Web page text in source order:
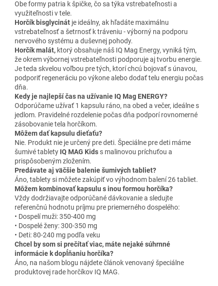
Obe formy patria k špičke, čo sa týka vstrebateľnosti a
využiteľnosti v tele.
Horčík bisglycinát je ideálny, ak hľadáte maximálnu
vstrebateľnosť a šetrnosť k tráveniu - výborný na podporu
nervového systému a duševnej pohody.
Horčík malát, ktorý obsahuje náš IQ Mag Energy, vyniká tým,
že okrem výbornej vstrebateľnosti podporuje aj tvorbu energie.
Je teda skvelou voľbou pre tých, ktorí chcú bojovať s únavou,
podporiť regeneráciu po výkone alebo dodať telu energiu počas
dňa.
Kedy je najlepší čas na užívanie IQ Mag ENERGY?
Odporúčame užívať 1 kapsulu ráno, na obed a večer, ideálne s
jedlom. Pravidelné rozdelenie počas dňa podporí rovnomerné
zásobovanie tela horčíkom.
Môžem dať kapsulu dieťaťu?
Nie. Produkt nie je určený pre deti. Špeciálne pre deti máme
šumivé tablety IQ MAG Kids s malinovou príchuťou a
prispôsobeným zložením.
Predávate aj väčšie balenie šumivých tabliet?
Áno, tablety si môžete zakúpiť vo výhodnom balení 26 tabliet.
Môžem kombinovať kapsulu s inou formou horčíka?
Vždy dodržiavajte odporúčané dávkovanie a sledujte
referenčnú hodnotu príjmu pre priemerného dospelého:
• Dospelí muži: 350-400 mg
• Dospelé ženy: 300-350 mg
• Deti: 80-240 mg podľa veku
Chcel by som si prečítať viac, máte nejaké súhrnné
informácie k dopĺňaniu horčíka?
Áno, na našom blogu nájdete článok venovaný špeciálne
produktovej rade horčíkov IQ MAG.